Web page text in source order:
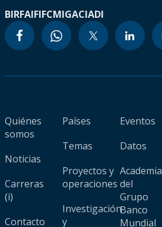
BIRFAIFIFCMIGACIADI
Quiénes
somos
Noticias
Carreras
(i)
Contacto
Países
Temas
Proyectos y
operaciones
Investigación
y
Eventos
Datos
Academia
del
Grupo
Banco
Mundial